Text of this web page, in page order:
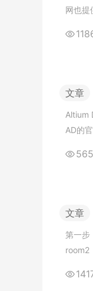
网也提
文章
Altium
AD的官
文章
第一步
room2